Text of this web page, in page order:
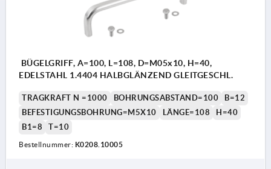
BÜGELGRIFF, A=100, L=108, D=M05x10, H=40,
EDELSTAHL 1.4404 HALBGLÄNZEND GLEITGESCHL.
TRAGKRAFT N =1000 BOHRUNGSABSTAND=100
B=12
BEFESTIGUNGSBOHRUNG=M5X10
LÄNGE=108
H=40
B1=8
T=10
Bestellnummer: K0208.10005